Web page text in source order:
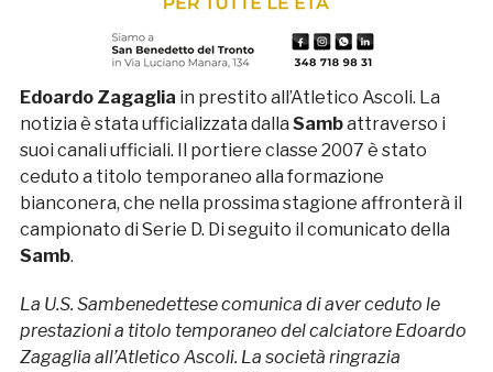
Edoardo Zagaglia in prestito all’Atletico Ascoli. La
notizia è stata ufficializzata dalla Sambattraverso i
suoi canali ufficiali. Il portiere classe 2007 è stato
ceduto a titolo temporaneo alla formazione
bianconera, che nella prossima stagione affronterà il
campionato di Serie D. Di seguito il comunicato della
Samb.
La U.S. Sambenedettese comunica di aver ceduto le
prestazioni a titolo temporaneo del calciatore Edoardo
Zagaglia all’Atletico Ascoli. La società ringrazia